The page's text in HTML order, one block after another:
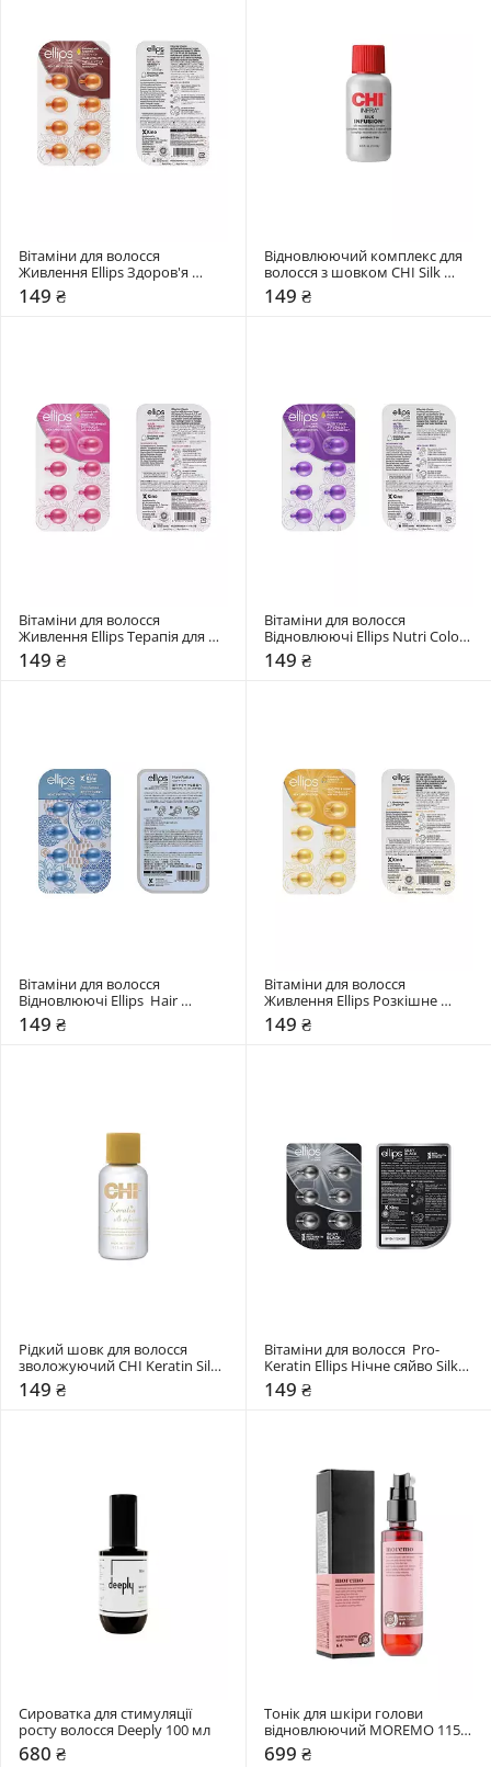
Вітаміни для волосся
Живлення Ellips Здоров'я
волосся Hair Vitality
149 ₴
Відновлюючий комплекс для
волосся з шовком CHI Silk
Infusion
149 ₴
Вітаміни для волосся
Живлення Ellips Терапія для
волосся Hair treatment
149 ₴
Вітаміни для волосся
Відновлюючі Ellips Nutri Color
with Triple Care
149 ₴
Вітаміни для волосся
Відновлюючі Ellips  Hair
Vitamins Pure Natura
149 ₴
Вітаміни для волосся
Живлення Ellips Розкішне
сяйво Smooth & Shiny
149 ₴
Рідкий шовк для волосся
зволожуючий CHI Keratin Silk
Infusion
149 ₴
Вітаміни для волосся  Pro-
Keratin Ellips Нічне сяйво Silky
Black
149 ₴
Сироватка для стимуляції
росту волосся Deeply 100 мл
680 ₴
Тонік для шкіри голови
відновлюючий MOREMO 115
мл
699 ₴